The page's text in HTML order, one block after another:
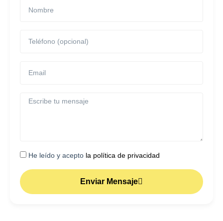
He leído y acepto la política de privacidad
Enviar Mensaje